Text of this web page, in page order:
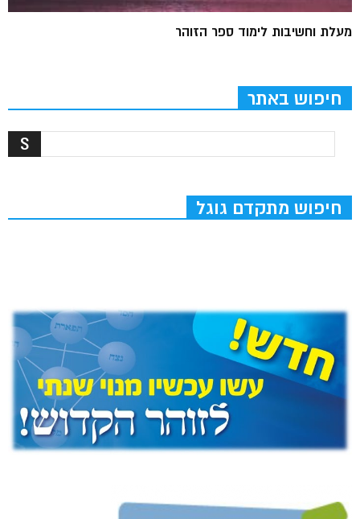
מעלת וחשיבות לימוד ספר הזוהר
חיפוש באתר
חיפוש מתקדם גוגל